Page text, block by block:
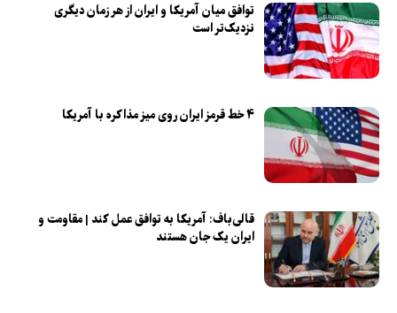
توافق میان آمریکا و ایران از هر زمان دیگری
نزدیک‌تر است
۴ خط قرمز ایران روی میز مذاکره با آمریکا
قالی‌باف: آمریکا به توافق عمل کند | مقاومت و
ایران یک جان هستند